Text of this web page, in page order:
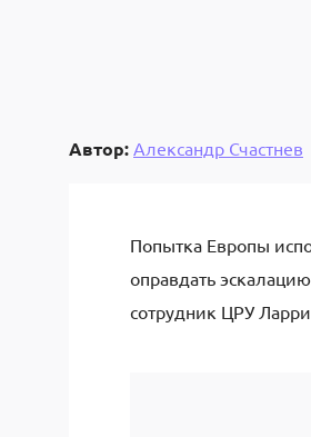
Автор: Александр Счастнев
Попытка Европы
оправдать
сотрудник ЦРУ